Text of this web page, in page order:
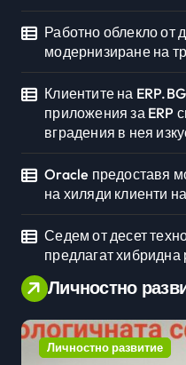
Работно облекло от
модернизиране на
Клиентите на
приложения за ERP
вградения в нея
Oracle предоставя
на хиляди клиенти
Седем от десет
предлагат хибридна
Личностно
Личностно развитие